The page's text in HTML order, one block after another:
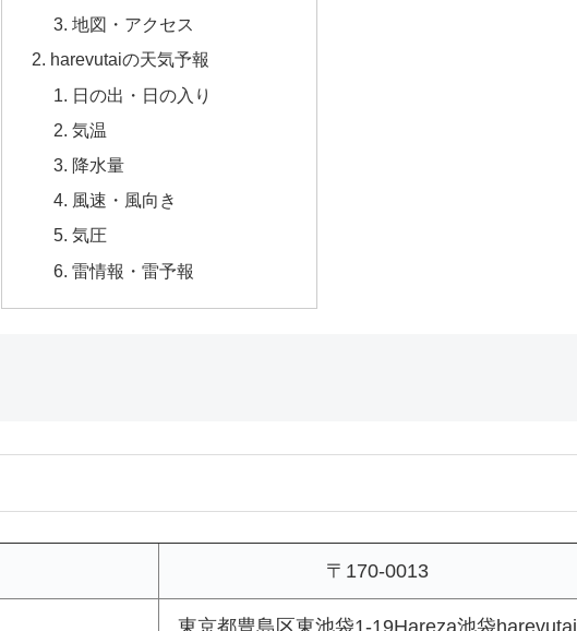
地図・アクセス
harevutaiの天気予報
日の出・日の入り
気温
降水量
風速・風向き
気圧
雷情報・雷予報
〒170-0013
東京都豊島区東池袋1-19Hareza池袋harevutai